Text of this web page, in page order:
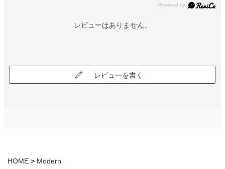
レビューはありません。
レビューを書く
HOME Modern